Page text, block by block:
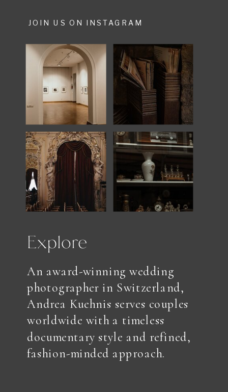
Explore
An award-winning wedding
photographer in Switzerland,
Andrea Kuehnis serves couples
worldwide with a timeless
documentary style and refined,
fashion-minded approach.
JOIN US ON INSTAGRAM